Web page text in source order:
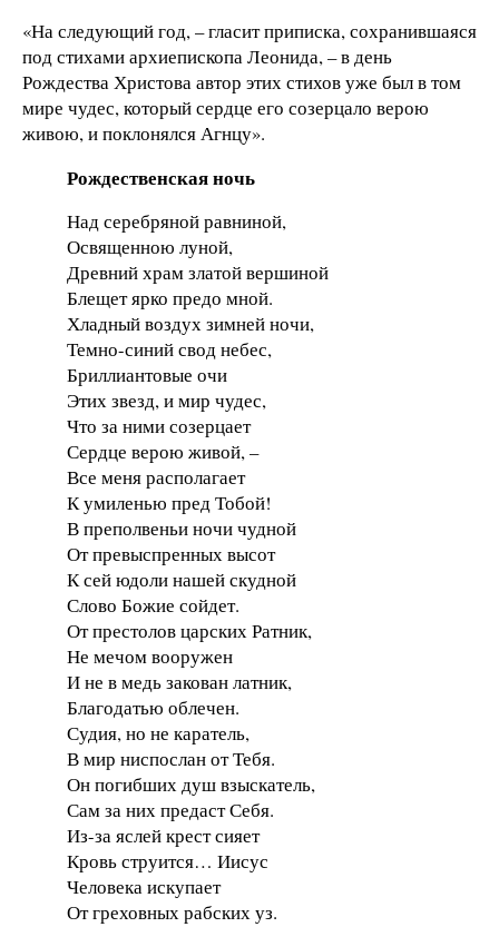
«На следующий год, – гласит приписка, сохранившаяся
под стихами архиепископа Леонида, – в день
Рождества Христова автор этих стихов уже был в том
мире чудес, который сердце его созерцало верою
живою, и поклонялся Агнцу».
Рождественская ночь
Над серебряной равниной,
Освященною луной,
Древний храм златой вершиной
Блещет ярко предо мной.
Хладный воздух зимней ночи,
Темно-синий свод небес,
Бриллиантовые очи
Этих звезд, и мир чудес,
Что за ними созерцает
Сердце верою живой, –
Все меня располагает
К умиленью пред Тобой!
В преполвеньи ночи чудной
От превыспренных высот
К сей юдоли нашей скудной
Слово Божие сойдет.
От престолов царских Ратник,
Не мечом вооружен
И не в медь закован латник,
Благодатью облечен.
Судия, но не каратель,
В мир ниспослан от Тебя.
Он погибших душ взыскатель,
Сам за них предаст Себя.
Из-за яслей крест сияет
Кровь струится… Иисус
Человека искупает
От греховных рабских уз.